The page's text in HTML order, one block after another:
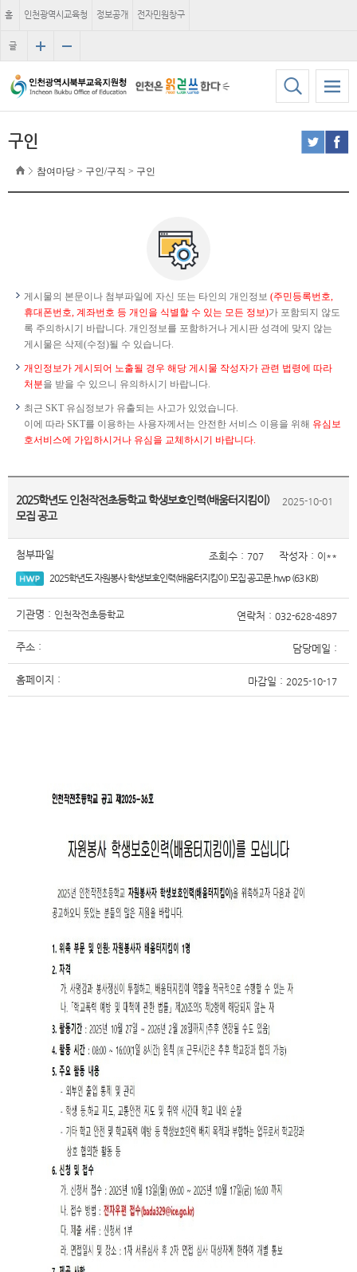
홈 인천광역시교육청 정보공개 전자민원창구
글
자
기
구인
참여마당 > 구인/구직 > 구인
게시물의 본문이나 첨부파일에 자신 또는 타인의 개인정보 (주민등록번호,
휴대폰번호, 계좌번호 등 개인을 식별할 수 있는 모든 정보)가 포함되지 않도
록 주의하시기 바랍니다. 개인정보를 포함하거나 게시판 성격에 맞지 않는
게시물은 삭제(수정)될 수 있습니다.
개인정보가 게시되어 노출될 경우 해당 게시물 작성자가 관련 법령에 따라
처분을 받을 수 있으니 유의하시기 바랍니다.
최근 SKT 유심정보가 유출되는 사고가 있었습니다.
이에 따라 SKT를 이용하는 사용자께서는 안전한 서비스 이용을 위해 유심보
호서비스에 가입하시거나 유심을 교체하시기 바랍니다.
2025학년도 인천작전초등학교 학생보호인력(배움터지킴이)
모집 공고
2025-10-01
첨부파일
2025학년도 자원봉사 학생보호인력(배움터지킴이) 모집 공고문.hwp (63 KB)
조회수 : 707 작성자 : 이**
기관명 : 인천작전초등학교 연락처 : 032-628-4897
주소 : 담당메일 :
홈페이지 : 마감일 : 2025-10-17